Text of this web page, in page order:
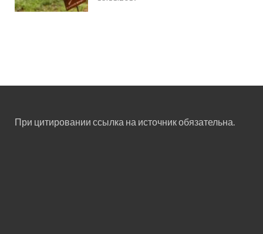
При цитировании ссылка на источник обязательна.